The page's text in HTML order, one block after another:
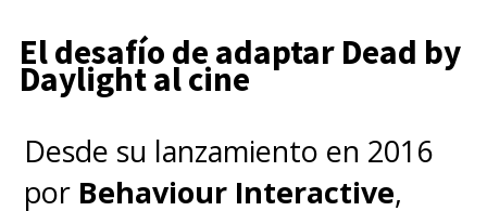
El desafío de adaptar Dead by
Daylight al cine
Desde su lanzamiento en 2016
por Behaviour Interactive,